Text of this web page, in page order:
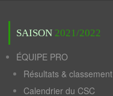
SAISON 2021/2022
ÉQUIPE PRO
Résultats & classement
Calendrier du CSC